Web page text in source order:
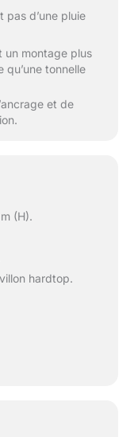
d’une pluie
un montage plus
qu’une tonnelle
et de
(H).
hardtop.